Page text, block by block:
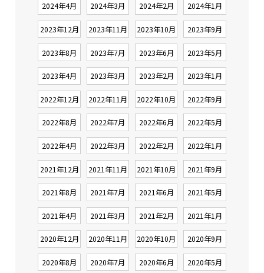
2024年4月 2024年3月 2024年2月 2024年1月
2023年12月 2023年11月 2023年10月 2023年9月
2023年8月 2023年7月 2023年6月 2023年5月
2023年4月 2023年3月 2023年2月 2023年1月
2022年12月 2022年11月 2022年10月 2022年9月
2022年8月 2022年7月 2022年6月 2022年5月
2022年4月 2022年3月 2022年2月 2022年1月
2021年12月 2021年11月 2021年10月 2021年9月
2021年8月 2021年7月 2021年6月 2021年5月
2021年4月 2021年3月 2021年2月 2021年1月
2020年12月 2020年11月 2020年10月 2020年9月
2020年8月 2020年7月 2020年6月 2020年5月